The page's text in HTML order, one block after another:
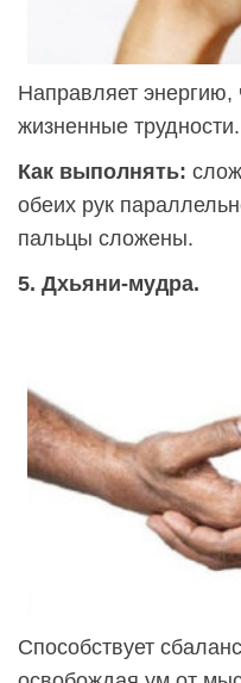
Направляет энергию,
жизненные трудности.
Как выполнять:
обеих рук
пальцы сложены.
5. Дхьяни-мудра.
Способствует